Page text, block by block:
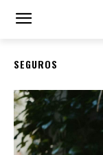
SEGUROS